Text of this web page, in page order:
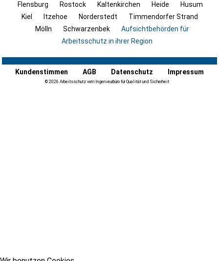
Flensburg
Rostock Kaltenkirchen Heide
Husum
Kiel
Itzehoe Norderstedt
Timmendorfer Strand
Mölln
Schwarzenbek
Aufsichtbehörden für
Arbeitsschutz in ihrer Region
Kundenstimmen AGB Datenschutz Impressum
© 2026 Arbeitsschutz vom Ingenieurbüro für Qualität und Sicherheit